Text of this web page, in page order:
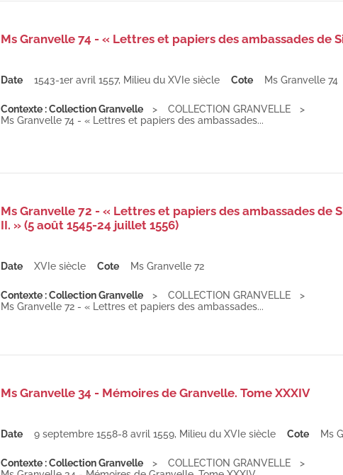
Ms Granvelle 74 - « Lettres et papiers des ambassades de
Date 1543-1er avril 1557, Milieu du XVIe siècle Cote Ms Granvelle 74
Contexte : Collection Granvelle
COLLECTION GRANVELLE
Ms Granvelle 74 - « Lettres et papiers des ambassades...
Ms Granvelle 72 - « Lettres et papiers des ambassades de
II. » (5 août 1545-24 juillet 1556)
Date XVIe siècle Cote Ms Granvelle 72
Contexte : Collection Granvelle
COLLECTION GRANVELLE
Ms Granvelle 72 - « Lettres et papiers des ambassades...
Ms Granvelle 34 - Mémoires de Granvelle. Tome XXXIV
Date 9 septembre 1558-8 avril 1559, Milieu du XVIe siècle Cote Ms
Contexte : Collection Granvelle
COLLECTION GRANVELLE